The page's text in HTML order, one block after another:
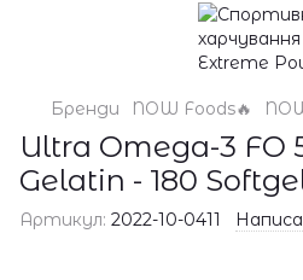
Бренди NOW Foods🔥
Ultra Omega-3 FO
Gelatin - 180
Артикул: 2022-10-0411